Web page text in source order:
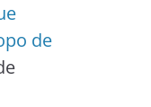
de